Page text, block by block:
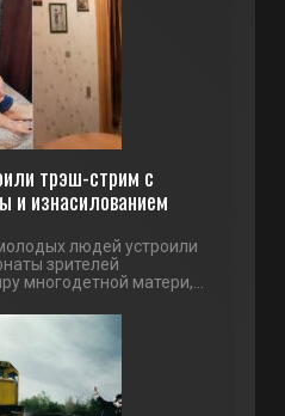
трэш-стрим с
и изнасилованием
людей устроили
зрителей
многодетной матери,...